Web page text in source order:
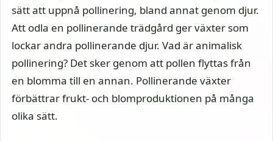
sätt att uppnå pollinering, bland annat genom djur.
Att odla en pollinerande trädgård ger växter som
lockar andra pollinerande djur. Vad är animalisk
pollinering? Det sker genom att pollen flyttas från
en blomma till en annan. Pollinerande växter
förbättrar frukt- och blomproduktionen på många
olika sätt.